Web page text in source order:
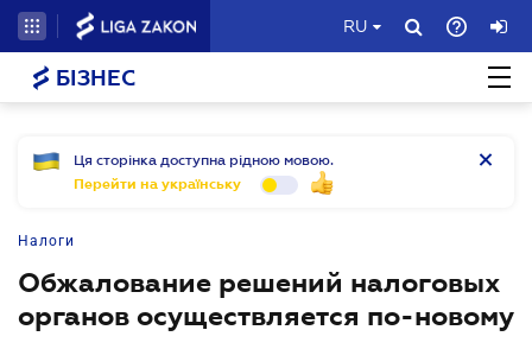
RU
БІЗНЕС
Ця сторінка доступна рідною мовою.
Перейти на українську
Налоги
Обжалование решений налоговых
органов осуществляется по-новому